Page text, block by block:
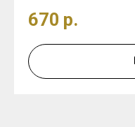
670 р.